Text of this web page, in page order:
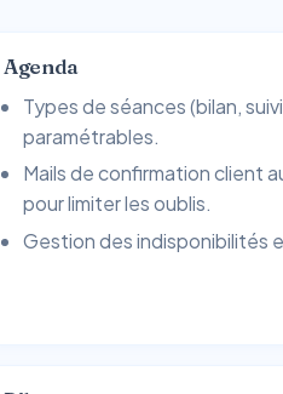
Agenda
Types de séances (bilan,
paramétrables.
Mails de confirmation client
pour limiter les oublis.
Gestion des indisponibilités